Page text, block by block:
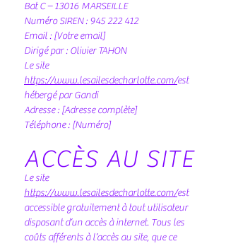
Bat C – 13016 MARSEILLE
Numéro SIREN :945 222 412
Email : [Votre email]
Dirigé par : Olivier TAHON
Le site
https://www.lesailesdecharlotte.com/est
hébergé par Gandi
Adresse : [Adresse complète]
Téléphone : [Numéro]
ACCÈS AU SITE
Le site
https://www.lesailesdecharlotte.com/est
accessible gratuitement à tout utilisateur
disposant d’un accès à internet. Tous les
coûts afférents à l’accès au site, que ce